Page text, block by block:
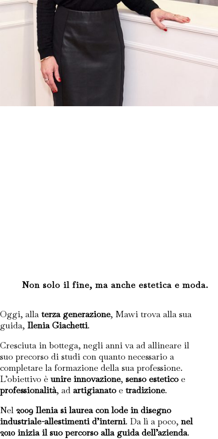
Non solo il fine, ma anche estetica e moda.
Oggi, alla terza generazione, Mawi trova alla sua
guida, Ilenia Giachetti.
Cresciuta in bottega, negli anni va ad allineare il
suo precorso di studi con quanto necessario a
completare la formazione della sua professione.
L’obiettivo è unire innovazione, senso estetico e
professionalità, ad artigianato e tradizione.
Nel 2009 Ilenia si laurea con lode in disegno
industriale-allestimenti d’interni. Da lì a poco, nel
2010 inizia il suo percorso alla guida dell’azienda.